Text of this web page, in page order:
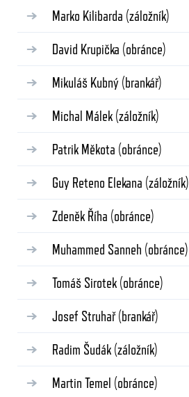
Marko Kilibarda (záložník)
David Krupička (obránce)
Mikuláš Kubný (brankář)
Michal Málek (záložník)
Patrik Měkota (obránce)
Guy Reteno Elekana (záložník)
Zdeněk Říha (obránce)
Muhammed Sanneh (obránce)
Tomáš Sirotek (obránce)
Josef Struhař(brankář)
Radim Šudák (záložník)
Martin Temel (obránce)